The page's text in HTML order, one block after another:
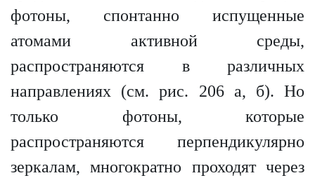
фотоны, спонтанно испущенные
атомами активной среды,
распространяются в различных
направлениях (см. рис. 206 а, б). Но
только фотоны, которые
распространяются перпендикулярно
зеркалам, многократно проходят через